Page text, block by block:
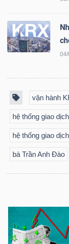
vận hành
hệ thống giao
hệ thống giao
bà Trần Anh Đào
CÔNG
NGHỆ
THÔNG
VỤ
TRUYỀN
TIỆN
ÍCH